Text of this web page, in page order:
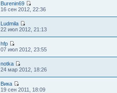
Burenin69
16 сен 2012, 22:36
Ludmila
22 июл 2012, 21:13
hfp
07 июл 2012, 23:55
notka
24 мар 2012, 18:26
Вика
19 сен 2011, 18:09